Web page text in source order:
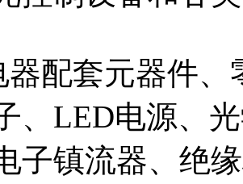
器配套元器件
、LED电源、
子镇流器、绝